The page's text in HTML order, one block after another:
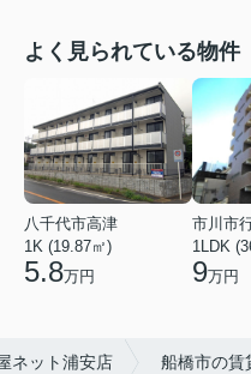
よく見られている物件
八千代市高津
1K (19.87㎡)
5.8万円
市川市
1LDK
9万円
ネット浦安店 船橋市の賃